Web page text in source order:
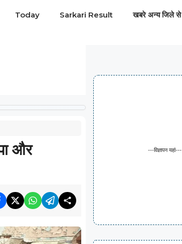
Today Sarkari Result खबरे अन्य जिले से
और
---विज्ञापन यहां---